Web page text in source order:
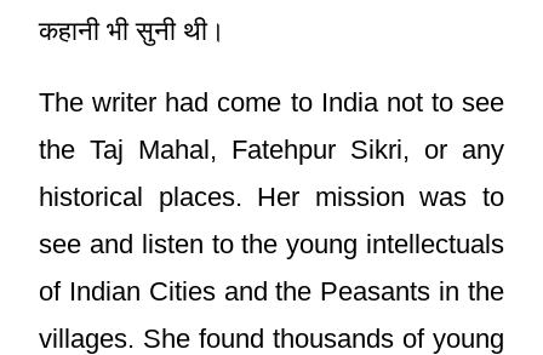
कहानी भी सुनी थी।
The writer had come to India not to see
the Taj Mahal, Fatehpur Sikri, or any
historical places. Her mission was to
see and listen to the young intellectuals
of Indian Cities and the Peasants in the
villages. She found thousands of young